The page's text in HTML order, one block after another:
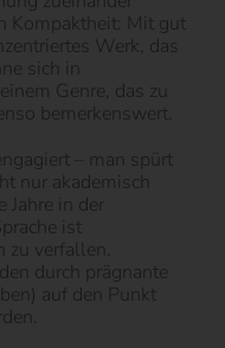
Kompaktheit: Mit gut
Werk, das
sich in
Genre, das zu
bemerkenswert.
– man spürt
nur akademisch
Jahre in der
ist
zu verfallen.
durch prägnante
auf den Punkt